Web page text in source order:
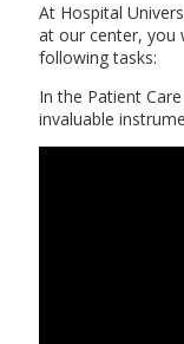
At Hospital
at our center, you
following tasks:
In the Patient
invaluable